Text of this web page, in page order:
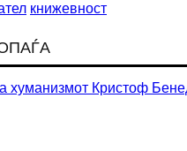
книжевност